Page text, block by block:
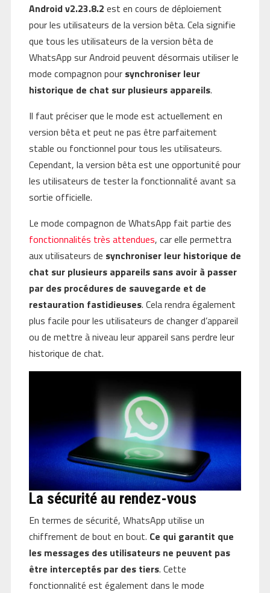
Android v2.23.8.2 est en cours de déploiement
pour les utilisateurs de la version bêta. Cela signifie
que tous les utilisateurs de la version bêta de
WhatsApp sur Android peuvent désormais utiliser le
mode compagnon pour synchroniser leur
historique de chat sur plusieurs appareils.
Il faut préciser que le mode est actuellement en
version bêta et peut ne pas être parfaitement
stable ou fonctionnel pour tous les utilisateurs.
Cependant, la version bêta est une opportunité pour
les utilisateurs de tester la fonctionnalité avant sa
sortie officielle.
Le mode compagnon de WhatsApp fait partie des
fonctionnalités très attendues, car elle permettra
aux utilisateurs de synchroniser leur historique de
chat sur plusieurs appareils sans avoir à passer
par des procédures de sauvegarde et de
restauration fastidieuses. Cela rendra également
plus facile pour les utilisateurs de changer d’appareil
ou de mettre à niveau leur appareil sans perdre leur
historique de chat.
La sécurité au rendez-vous
En termes de sécurité, WhatsApp utilise un
chiffrement de bout en bout. Ce qui garantit que
les messages des utilisateurs ne peuvent pas
être interceptés par des tiers. Cette
fonctionnalité est également dans le mode